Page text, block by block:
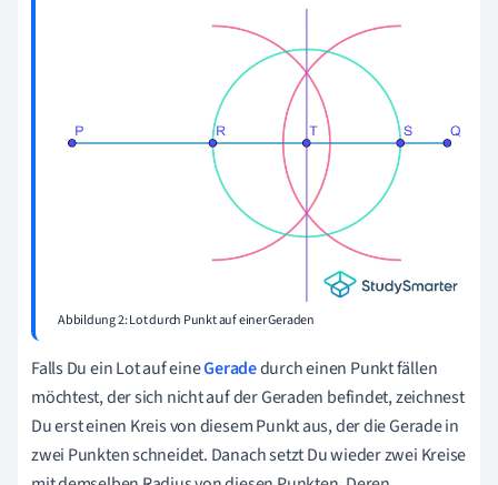
Abbildung 2: Lot durch Punkt auf einer Geraden
Falls Du ein Lot auf eineGeradedurcheinen Punktfällen
möchtest, der sich nicht auf der Geraden befindet, zeichnest
Du erst einen Kreis von diesem Punkt aus, der die Gerade in
zwei Punkten schneidet. Danach setzt Du wieder zwei Kreise